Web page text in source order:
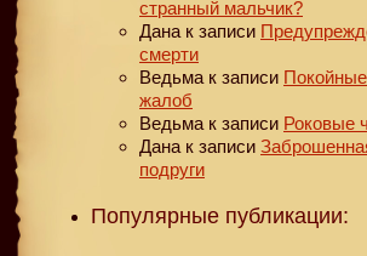
странный мальчик?
Дана к записи
смерти
Ведьма к записи
жалоб
Ведьма к записи Роковые
Дана к записи
подруги
Популярные публикации: